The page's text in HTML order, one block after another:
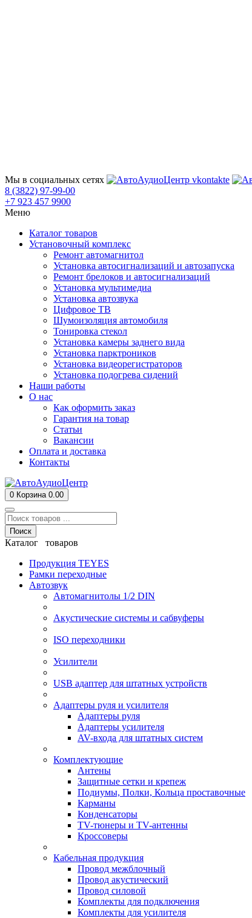
Мы в социальных сетях
8 (3822) 97-99-00
+7 923 457 9900
Меню
Каталог товаров
Установочный комплекс
Ремонт автомагнитол
Установка автосигнализаций и автозапуска
Ремонт брелоков и автосигнализаций
Установка мультимедиа
Установка автозвука
Цифровое ТВ
Шумоизоляция автомобиля
Тонировка стекол
Установка камеры заднего вида
Установка парктроников
Установка видеорегистраторов
Установка подогрева сидений
Наши работы
О нас
Как оформить заказ
Гарантия на товар
Статьи
Вакансии
Оплата и доставка
Контакты
0 Корзина 0.00
Поиск
Каталог товаров
Продукция TEYES
Рамки переходные
Автозвук
Автомагнитолы 1/2 DIN
Акустические системы и сабвуферы
ISO переходники
Усилители
USB адаптер для штатных устройств
Адаптеры руля и усилителя
Адаптеры руля
Адаптеры усилителя
AV-входа для штатных систем
Комплектующие
Антены
Защитные сетки и крепеж
Подиумы, Полки, Кольца проставочные
Карманы
Конденсаторы
TV-тюнеры и TV-антенны
Кроссоверы
Кабельная продукция
Провод межблочный
Провод акустический
Провод силовой
Комплекты для подключения
Комплекты для усилителя